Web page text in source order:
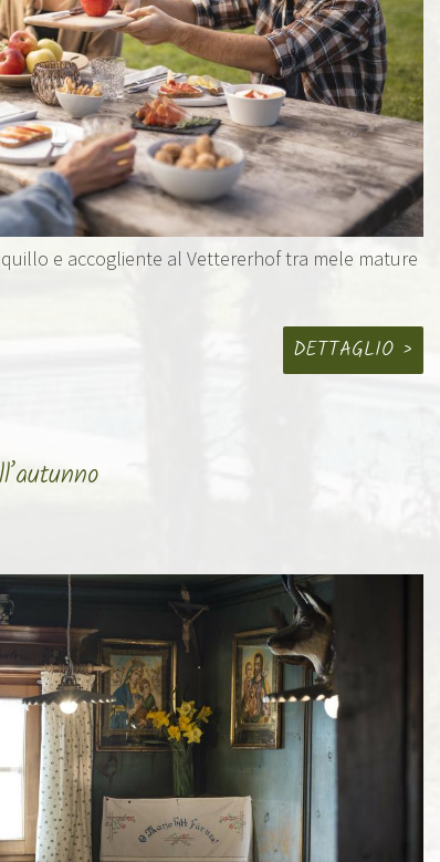
e accogliente al Vettererhof tra mele mature
DETTAGLIO